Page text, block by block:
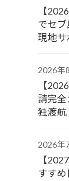
【
でセ
現地
2026年
【
請完
独渡
2026年
【
すす